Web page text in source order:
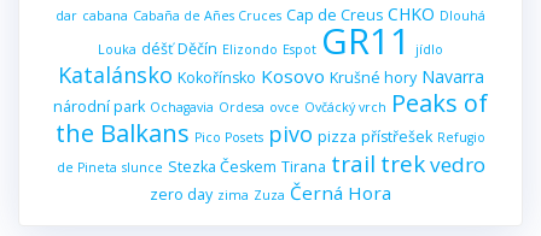
dar cabana Cabaña de Añes Cruces Cap de Creus CHKO Dlouhá
Louka déšť Děčín Elizondo Espot GR11 jídlo
Katalánsko Kokořínsko Kosovo Krušné hory Navarra
národní park Ochagavia Ordesa ovce Ovčácký vrch Peaks of
the Balkans Pico Posets pivo pizza přístřešek Refugio
de Pineta slunce Stezka Českem Tirana trail trekvedro
zero day zima Zuza Černá Hora